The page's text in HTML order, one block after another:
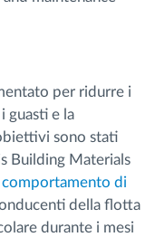
per ridurre i
guasti e la
sono stati
Building Materials
di
della flotta
durante i mesi